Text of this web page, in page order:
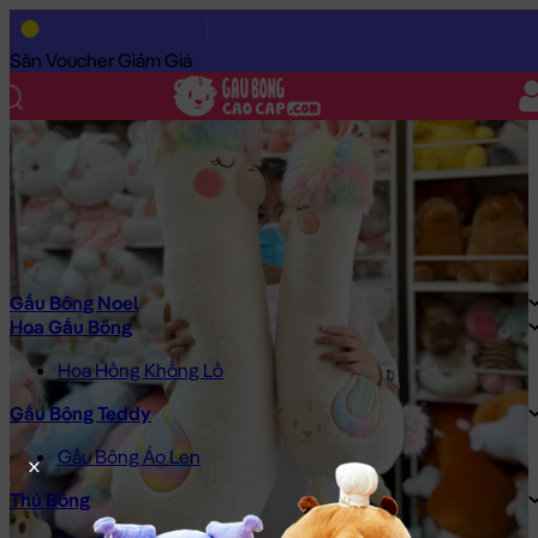
Săn Voucher Giảm Giá
Gấu Bông Noel
Hoa Gấu Bông
Hoa Hồng Khổng Lồ
Gấu Bông Teddy
Gấu Bông Áo Len
Thú Bông
Trang Chủ